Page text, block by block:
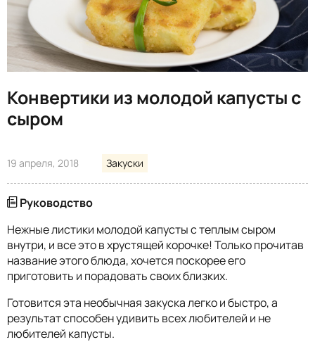
Конвертики из молодой капусты с
сыром
19 апреля, 2018 Закуски
Руководство
Нежные листики молодой капусты с теплым сыром
внутри, и все это в хрустящей корочке! Только прочитав
название этого блюда, хочется поскорее его
приготовить и порадовать своих близких.
Готовится эта необычная закуска легко и быстро, а
результат способен удивить всех любителей и не
любителей капусты.